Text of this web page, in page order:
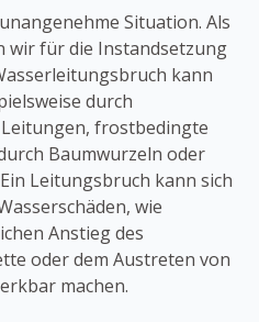
Situation. Als
wir für die Instandsetzung
kann
durch
frostbedingte
Baumwurzeln oder
Leitungsbruch kann sich
wie
Anstieg des
oder dem Austreten von
machen.